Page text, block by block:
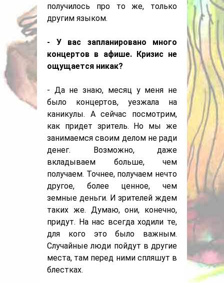
получилось про то же, только
другим языком.
- У вас запланировано много
концертов в афише. Кризис не
ощущается никак?
- Да не знаю, месяц у меня не
было концертов, уезжала на
каникулы. А сейчас посмотрим,
как придет зритель. Но мы же
занимаемся своим делом не ради
денег. Возможно, даже
вкладываем больше, чем
получаем. Точнее, получаем нечто
другое, более ценное, чем
земные деньги. И зрителей ждем
таких же. Думаю, они, конечно,
придут. На нас всегда ходили те,
для кого это было важным.
Случайные люди пойдут в другие
места, там перед ними спляшут в
блестках.